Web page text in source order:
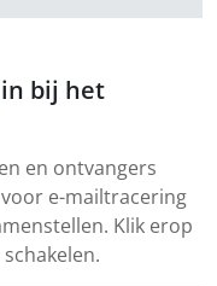
bij het
en ontvangers
e-mailtracering
Klik erop